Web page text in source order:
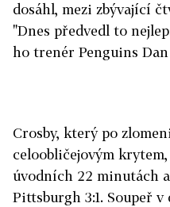
dosáhl, mezi zbývající
"Dnes předvedl to
ho trenér Penguins Dan
Crosby, který po
celoobličejovým
úvodních 22 minutách
Pittsburgh 3:1. Soupeř